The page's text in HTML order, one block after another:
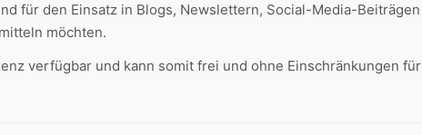
für den Einsatz in Blogs, Newslettern, Social-Media-Beiträgen
möchten.
verfügbar und kann somit frei und ohne Einschränkungen für